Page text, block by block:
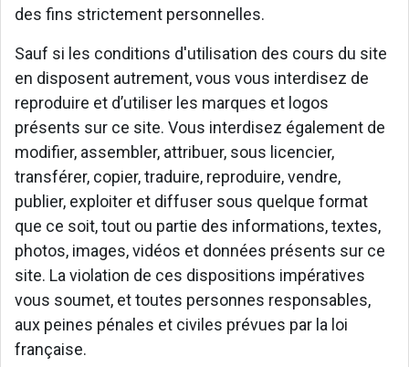
des fins strictement personnelles.
Sauf si les conditions d'utilisation des cours du site
en disposent autrement, vous vous interdisez de
reproduire et d’utiliser les marques et logos
présents sur ce site. Vous interdisez également de
modifier, assembler, attribuer, sous licencier,
transférer, copier, traduire, reproduire, vendre,
publier, exploiter et diffuser sous quelque format
que ce soit, tout ou partie des informations, textes,
photos, images, vidéos et données présents sur ce
site. La violation de ces dispositions impératives
vous soumet, et toutes personnes responsables,
aux peines pénales et civiles prévues par la loi
française.